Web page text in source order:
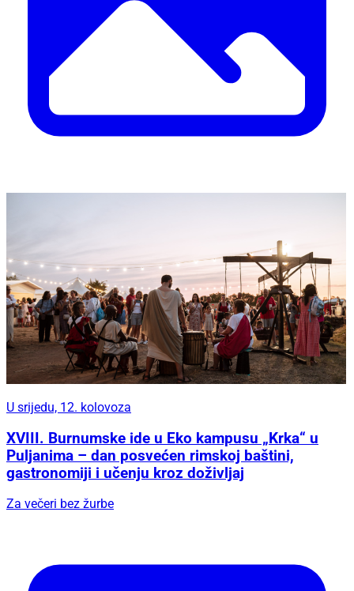
U srijedu, 12. kolovoza
XVIII. Burnumske ide u Eko kampusu „Krka“ u
Puljanima – dan posvećen rimskoj baštini,
gastronomiji i učenju kroz doživljaj
Za večeri bez žurbe